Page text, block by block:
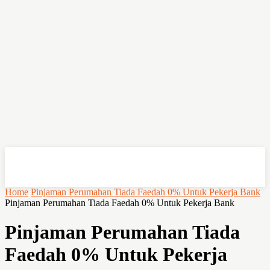
Home Pinjaman Perumahan Tiada Faedah 0% Untuk Pekerja Bank
Pinjaman Perumahan Tiada Faedah 0% Untuk Pekerja Bank
Pinjaman Perumahan Tiada
Faedah 0% Untuk Pekerja